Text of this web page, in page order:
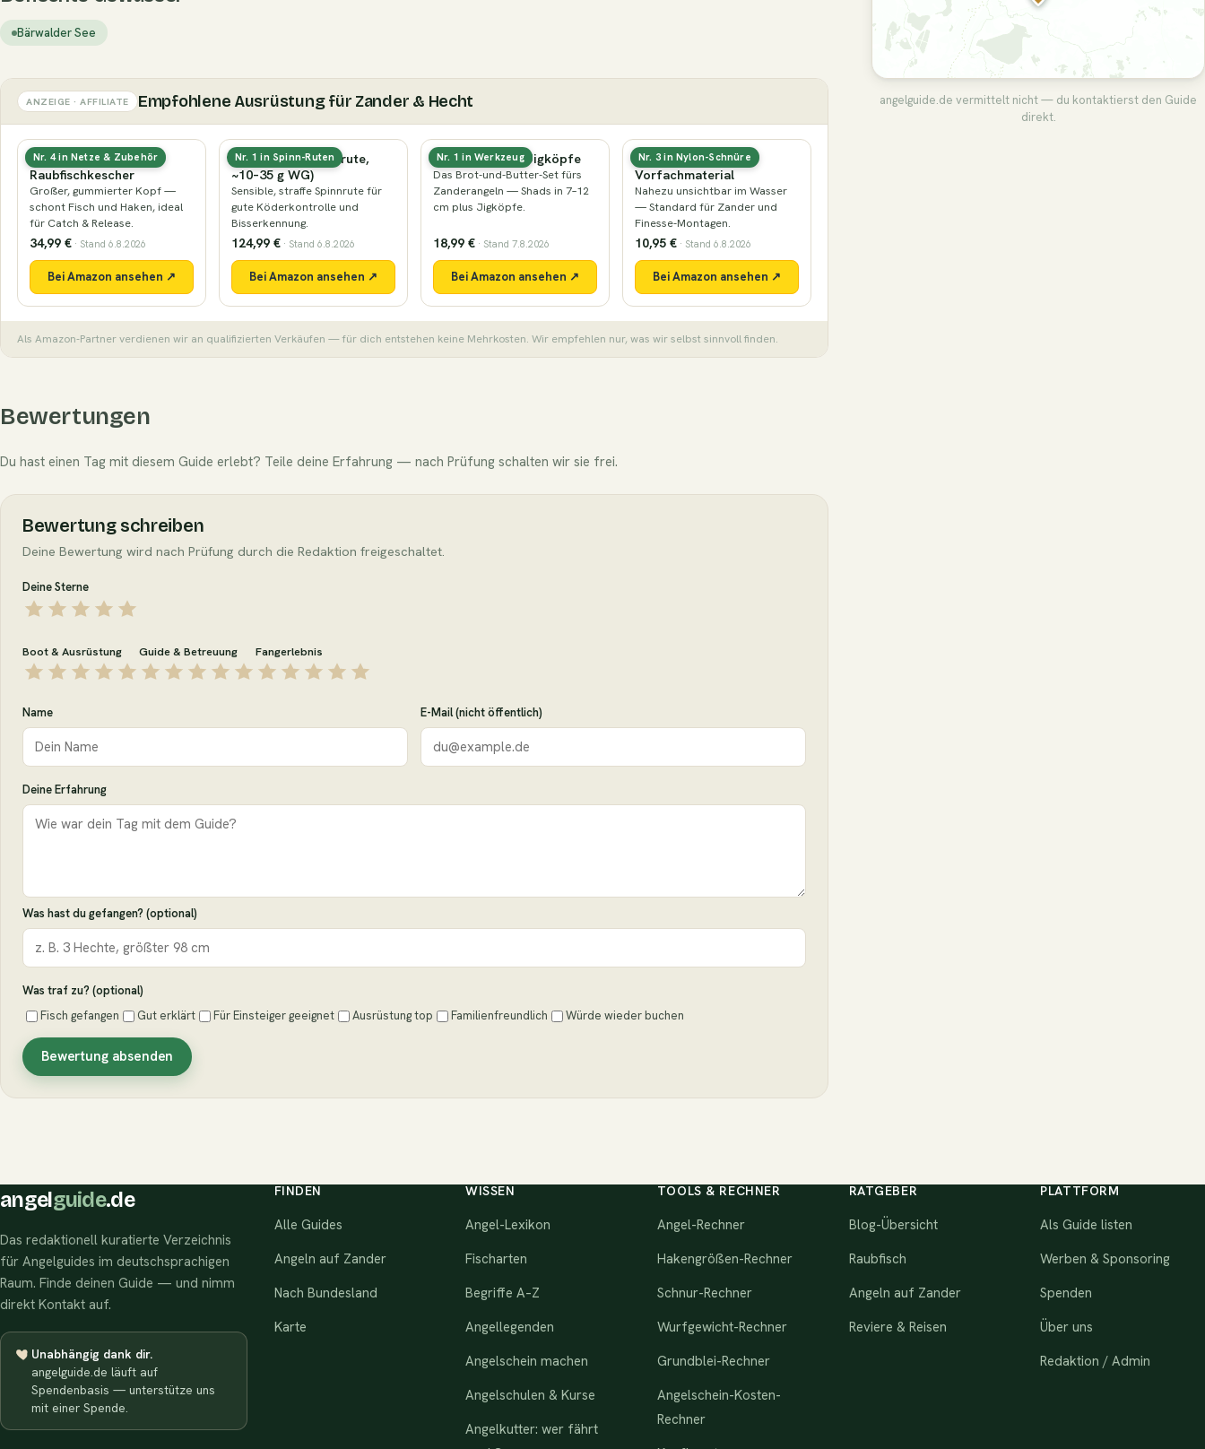
Bärwalder See
ANZEIGE · AFFILIATE Empfohlene Ausrüstung für Zander & Hecht
Nr. 4 in Netze & Zubehör
Gummierter
Raubfischkescher
Großer, gummierter Kopf —
schont Fisch und Haken, ideal
für Catch & Release.
34,99 € · Stand 6.8.2026
Bei Amazon ansehen ↗
Nr. 1 in Spinn-Ruten
Zanderrute (Spinnrute,
~10–35 g WG)
Sensible, straffe Spinnrute für
gute Köderkontrolle und
Bisserkennung.
124,99 € · Stand 6.8.2026
Bei Amazon ansehen ↗
Nr. 1 in Werkzeug
Gummifische & Jigköpfe
Das Brot-und-Butter-Set fürs
Zanderangeln — Shads in 7–12
cm plus Jigköpfe.
18,99 € · Stand 7.8.2026
Bei Amazon ansehen ↗
Nr. 3 in Nylon-Schnüre
Fluorocarbon-
Vorfachmaterial
Nahezu unsichtbar im Wasser
— Standard für Zander und
Finesse-Montagen.
10,95 € · Stand 6.8.2026
Bei Amazon ansehen ↗
Als Amazon-Partner verdienen wir an qualifizierten Verkäufen — für dich entstehen keine Mehrkosten. Wir empfehlen nur, was wir selbst sinnvoll finden.
Bewertungen
Du hast einen Tag mit diesem Guide erlebt? Teile deine Erfahrung — nach Prüfung schalten wir sie frei.
Bewertung schreiben
Deine Bewertung wird nach Prüfung durch die Redaktion freigeschaltet.
Deine Sterne
Boot & Ausrüstung Guide & Betreuung Fangerlebnis
Name E-Mail (nicht öffentlich)
Deine Erfahrung
Was hast du gefangen? (optional)
Was traf zu? (optional)
Fisch gefangen
Gut erklärt Für Einsteiger geeignet Ausrüstung top Familienfreundlich Würde wieder buchen
Bewertung absenden
angelguide.de vermittelt nicht — du kontaktierst den Guide
direkt.
angel guide.de
Das redaktionell kuratierte Verzeichnis
für Angelguides im deutschsprachigen
Raum. Finde deinen Guide — und nimm
direkt Kontakt auf.
Unabhängig dank dir.
angelguide.de läuft auf
Spendenbasis — unterstütze uns
mit einer Spende.
FINDEN
Alle Guides
Angeln auf Zander
Nach Bundesland
Karte
WISSEN
Angel-Lexikon
Fischarten
Begriffe A–Z
Angellegenden
Angelschein machen
Angelschulen & Kurse
Angelkutter: wer fährt
TOOLS & RECHNER
Angel-Rechner
Hakengrößen-Rechner
Schnur-Rechner
Wurfgewicht-Rechner
Grundblei-Rechner
Angelschein-Kosten-
Rechner
RATGEBER
Blog-Übersicht
Raubfisch
Angeln auf Zander
Reviere & Reisen
PLATTFORM
Als Guide listen
Werben & Sponsoring
Spenden
Über uns
Redaktion / Admin